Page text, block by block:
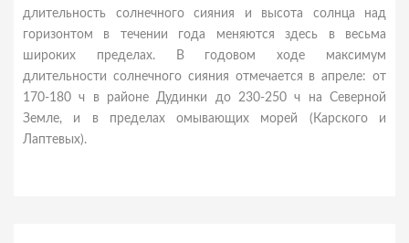
длительность солнечного сияния и высота солнца над
горизонтом в течении года меняются здесь в весьма
широких пределах. В годовом ходе максимум
длительности солнечного сияния отмечается в апреле: от
170-180 ч в районе Дудинки до 230-250 ч на Северной
Земле, и в пределах омывающих морей (Карского и
Лаптевых).